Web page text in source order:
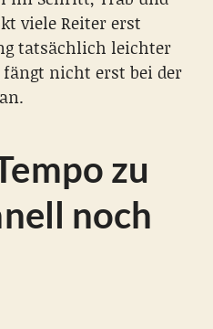
viele Reiter erst
tatsächlich leichter
nicht erst bei der
zu
noch